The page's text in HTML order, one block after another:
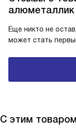
алюметаллик
Еще никто не
может стать
С этим